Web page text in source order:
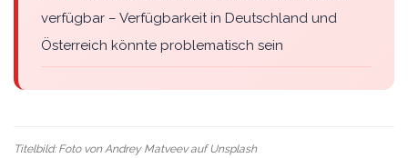
verfügbar – Verfügbarkeit in Deutschland und
Österreich könnte problematisch sein
Titelbild: Foto vonAndrey MatveevaufUnsplash